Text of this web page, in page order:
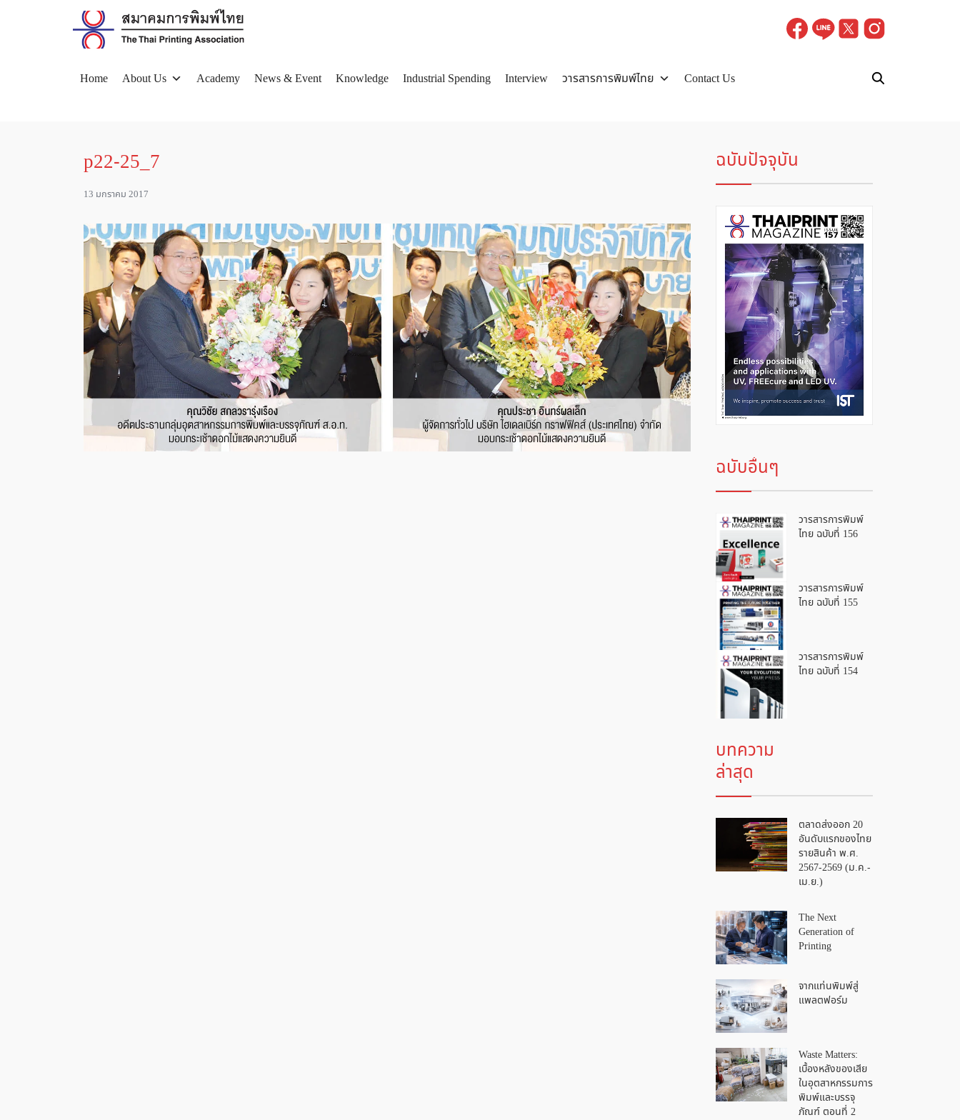
Home About Us Academy News & Event Knowledge Industrial Spending Interview วารสารการพิมพ์ไทย
Contact Us
p22-25_7
13 มกราคม 2017
ฉบับปัจจุบัน
ฉบับอื่นๆ
วารสารการพิมพ์
ไทย ฉบับที่ 156
วารสารการพิมพ์
ไทย ฉบับที่ 155
วารสารการพิมพ์
ไทย ฉบับที่ 154
บทความ
ล่าสุด
ตลาดส่งออก 20
อันดับแรกของไทย
รายสินค้า พ.ศ.
2567-2569 (ม.ค.-
เม.ย.)
The Next
Generation of
Printing
จากแท่นพิมพ์สู่
แพลตฟอร์ม
Waste Matters:
เบื้องหลังของเสีย
ในอุตสาหกรรมการ
พิมพ์และบรรจุ
ภัณฑ์ ตอนที่ 2